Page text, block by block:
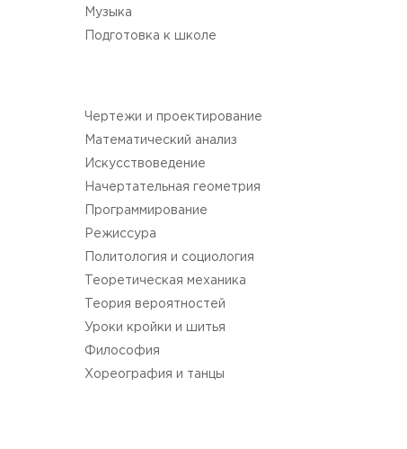
Музыка
Подготовка к школе
Чертежи и проектирование
Математический анализ
Искусствоведение
Начертательная геометрия
Программирование
Режиссура
Политология и социология
Теоретическая механика
Теория вероятностей
Уроки кройки и шитья
Философия
Хореография и танцы